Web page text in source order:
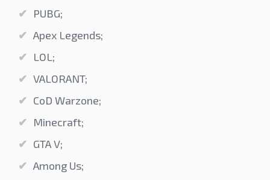
PUBG;
Apex Legends;
LOL;
VALORANT;
CoD Warzone;
Minecraft;
GTA V;
Among Us;